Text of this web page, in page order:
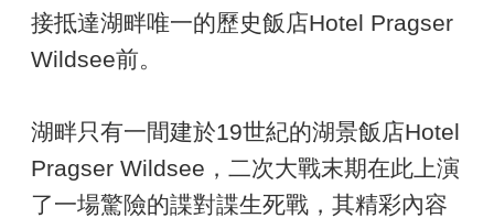
接抵達湖畔唯一的歷史飯店Hotel Pragser
Wildsee前。
湖畔只有一間建於19世紀的湖景飯店Hotel
Pragser Wildsee，二次大戰末期在此上演
了一場驚險的諜對諜生死戰，其精彩內容